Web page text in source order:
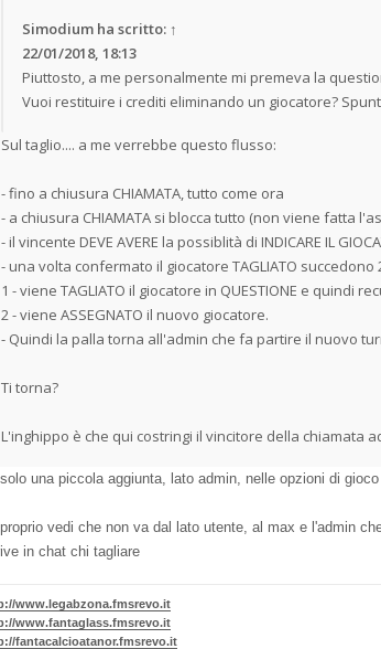
Simodium ha scritto: ↑
22/01/2018, 18:13
Piuttosto, a me personalmente mi premeva la
Vuoi restituire i crediti eliminando un giocatore?
Sul taglio.... a me verrebbe questo flusso:
- fino a chiusura CHIAMATA, tutto come ora
- a chiusura CHIAMATA si blocca tutto (non viene fatta
- il vincente DEVE AVERE la possiblità di INDICARE IL
- una volta confermato il giocatore TAGLIATO succedono
1 - viene TAGLIATO il giocatore in QUESTIONE e quindi
2 - viene ASSEGNATO il nuovo giocatore.
- Quindi la palla torna all'admin che fa partire il nuovo
Ti torna?
L'inghippo è che qui costringi il vincitore della chiamata
una piccola aggiunta, lato admin, nelle opzioni di
vedi che non va dal lato utente, al max e l'admin
in chat chi tagliare
www.legabzona.fmsrevo.it
www.fantaglass.fmsrevo.it
fantacalcioatanor.fmsrevo.it